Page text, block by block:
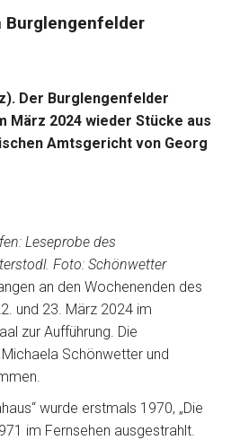
Fischladen: Unser aktuelles
…
Der Burglengenfelder
März 2024 wieder Stücke aus
Amtsgericht von Georg
Leseprobe des
Foto: Schönwetter
an den Wochenenden des
und 23. März 2024 im
zur Aufführung. Die
Schönwetter und
wurde erstmals 1970, „Die
im Fernsehen ausgestrahlt.